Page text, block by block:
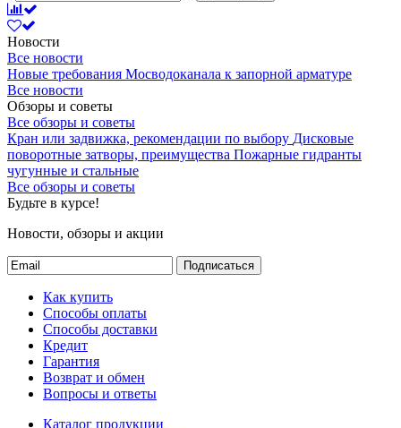
Новости
Все новости
Новые требования Мосводоканала к запорной арматуре
Все новости
Обзоры и советы
Все обзоры и советы
Кран или задвижка, рекомендации по выбору Дисковые
поворотные затворы, преимущества Пожарные гидранты
чугунные и стальные
Все обзоры и советы
Будьте в курсе!
Новости, обзоры и акции
Подписаться
Как купить
Способы оплаты
Способы доставки
Кредит
Гарантия
Возврат и обмен
Вопросы и ответы
Каталог продукции